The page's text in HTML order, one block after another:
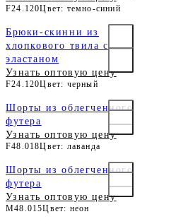
F24.120Цвет: темно-синий
Брюки-скинни из
хлопкового твила с
эластаном
Узнать оптовую цену
F24.120Цвет: черный
Шорты из облегченного
футера
Узнать оптовую цену
F48.018Цвет: лаванда
Шорты из облегченного
футера
Узнать оптовую цену
M48.015Цвет: неон